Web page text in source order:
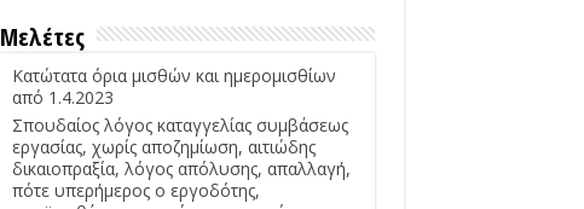
Μελέτες
Κατώτατα όρια μισθών και ημερομισθίων
από 1.4.2023
Σπουδαίος λόγος καταγγελίας συμβάσεως
εργασίας, χωρίς αποζημίωση, αιτιώδης
δικαιοπραξία, λόγος απόλυσης, απαλλαγή,
πότε υπερήμερος ο εργοδότης,